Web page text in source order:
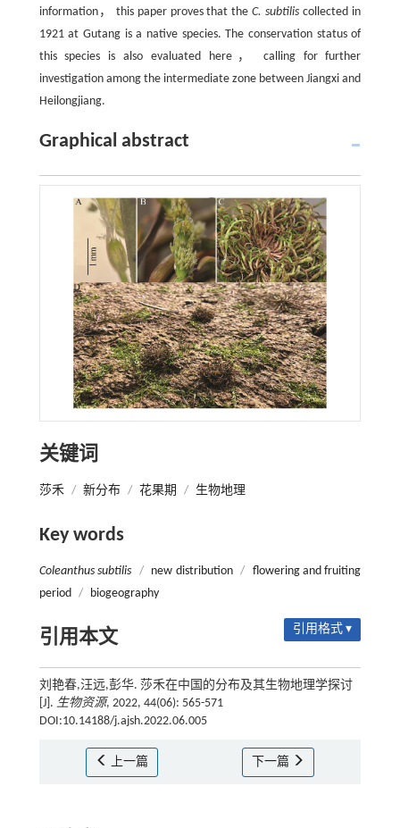
information， this paper proves that theC. subtilis collected in
1921 at Gutang is a native species. The conservation status of
this species is also evaluated here， calling for further
investigation among the intermediate zone between Jiangxi and
Heilongjiang.
Graphical abstract
关键词
莎禾 / 新分布 / 花果期 / 生物地理
Key words
Coleanthus subtilis / new distribution / flowering and fruiting
period / biogeography
引用本文 引用格式 ▾
刘艳春,汪远,彭华. 莎禾在中国的分布及其生物地理学探讨
[J]. 生物资源, 2022, 44(06): 565-571
DOI:10.14188/j.ajsh.2022.06.005
上一篇 下一篇